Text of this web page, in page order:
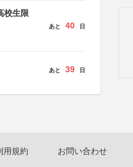
校生限
あと 40 日
あと 39 日
用規約 お問い合わせ